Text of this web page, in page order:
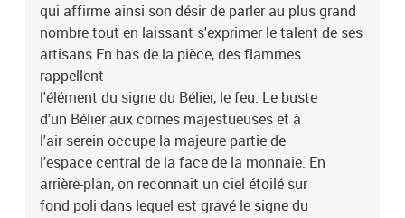
qui affirme ainsi son désir de parler au plus grand
nombre tout en laissant s'exprimer le talent de ses
artisans.En bas de la pièce, des flammes
rappellent
l'élément du signe du Bélier, le feu. Le buste
d'un Bélier aux cornes majestueuses et à
l'air serein occupe la majeure partie de
l'espace central de la face de la monnaie. En
arrière-plan, on reconnait un ciel étoilé sur
fond poli dans lequel est gravé le signe du